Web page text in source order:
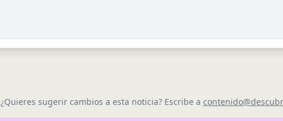
¿Quieres sugerir cambios a esta noticia? Escribe a